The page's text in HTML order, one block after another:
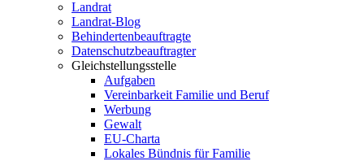
Landrat
Landrat-Blog
Behindertenbeauftragte
Datenschutzbeauftragter
Gleichstellungsstelle
Aufgaben
Vereinbarkeit Familie und Beruf
Werbung
Gewalt
EU-Charta
Lokales Bündnis für Familie